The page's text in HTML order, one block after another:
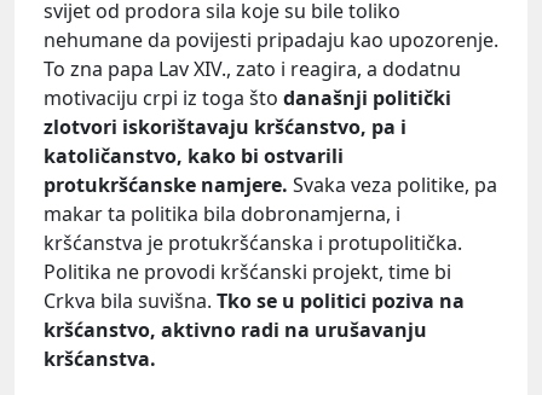
svijet od prodora sila koje su bile toliko
nehumane da povijesti pripadaju kao upozorenje.
To zna papa Lav XIV., zato i reagira, a dodatnu
motivaciju crpi iz toga što današnji politički
zlotvori iskorištavaju kršćanstvo, pa i
katoličanstvo, kako bi ostvarili
protukršćanske namjere. Svaka veza politike, pa
makar ta politika bila dobronamjerna, i
kršćanstva je protukršćanska i protupolitička.
Politika ne provodi kršćanski projekt, time bi
Crkva bila suvišna. Tko se u politici poziva na
kršćanstvo, aktivno radi na urušavanju
kršćanstva.